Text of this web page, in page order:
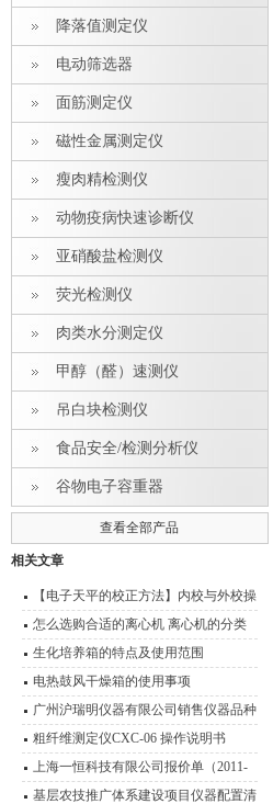
降落值测定仪
电动筛选器
面筋测定仪
磁性金属测定仪
瘦肉精检测仪
动物疫病快速诊断仪
亚硝酸盐检测仪
荧光检测仪
肉类水分测定仪
甲醇（醛）速测仪
吊白块检测仪
食品安全/检测分析仪
谷物电子容重器
查看全部产品
相关文章
【电子天平的校正方法】内校与外校操
作流程介绍
怎么选购合适的离心机 离心机的分类
及其原理介绍
生化培养箱的特点及使用范围
电热鼓风干燥箱的使用事项
广州沪瑞明仪器有限公司销售仪器品种
粗纤维测定仪CXC-06 操作说明书
上海一恒科技有限公司报价单（2011-
2012）
基层农技推广体系建设项目仪器配置清